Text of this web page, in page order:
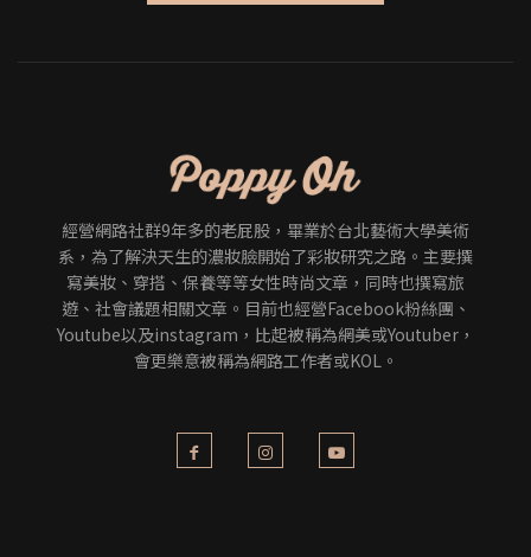
經營網路社群9年多的老屁股，畢業於台北藝術大學美術
系，為了解決天生的濃妝臉開始了彩妝研究之路。主要撰
寫美妝、穿搭、保養等等女性時尚文章，同時也撰寫旅
遊、社會議題相關文章。目前也經營Facebook粉絲團、
Youtube以及instagram，比起被稱為網美或Youtuber，
會更樂意被稱為網路工作者或KOL。